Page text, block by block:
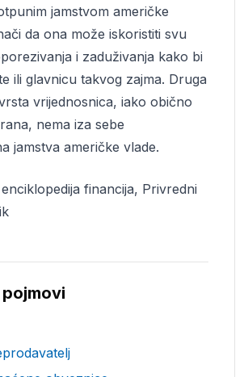
jamstvom američke
da ona može iskoristiti svu
i zaduživanja kako bi
ili glavnicu takvog zajma. Druga
vrijednosnica, iako obično
nema iza sebe
jamstva američke vlade.
financija, Privredni